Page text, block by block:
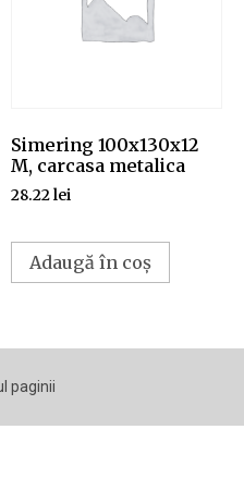
Simering 100x130x12
M, carcasa metalica
28.22lei
Adaugă în coș
paginii